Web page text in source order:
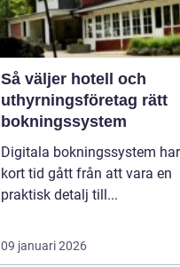
Så väljer hotell och
uthyrningsföretag rätt
bokningssystem
Digitala bokningssystem
kort tid gått från att vara en
praktisk detalj till...
09 januari 2026